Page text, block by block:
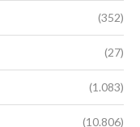
(352)
(27)
(1.083)
(10.806)